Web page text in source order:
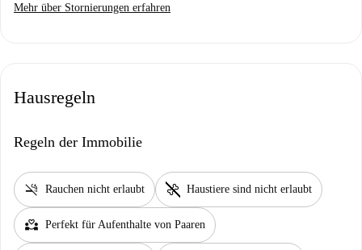
Mehr über Stornierungen erfahren
Hausregeln
Regeln der Immobilie
smoke_free Rauchen nicht erlaubt pet_supplies Haustiere sind nicht erlaubt
partner_heart Perfekt für Aufenthalte von Paaren